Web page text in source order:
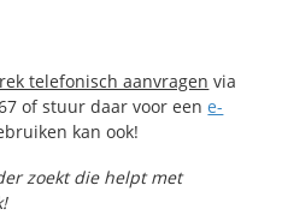
telefonisch aanvragen via
of stuur daar voor eene-
kan ook!
zoekt die helpt met